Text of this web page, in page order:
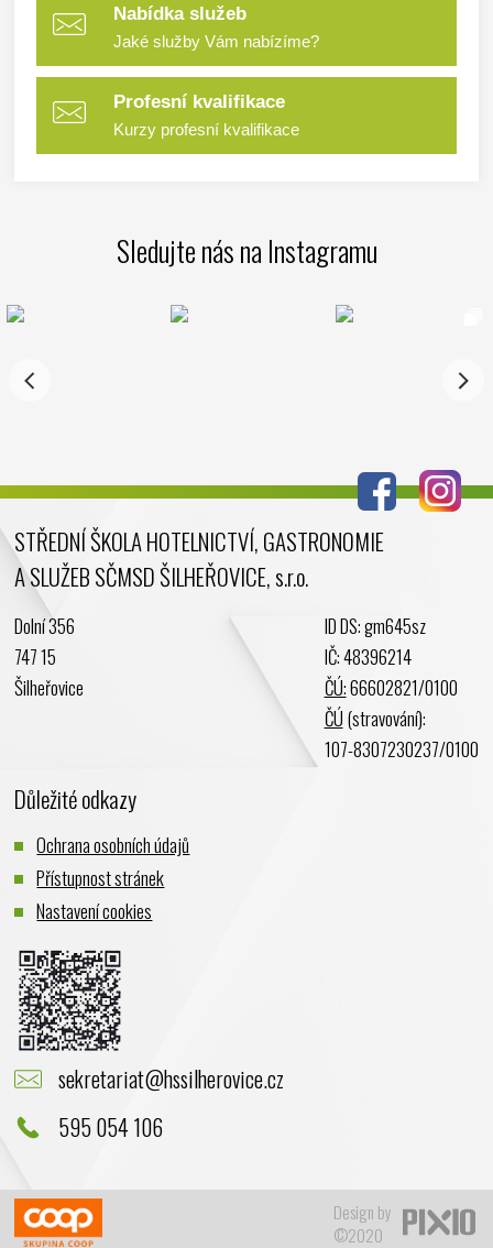
Nabídka služeb
Jaké služby Vám nabízíme?
Profesní kvalifikace
Kurzy profesní kvalifikace
Sledujte nás na Instagramu
STŘEDNÍ ŠKOLA HOTELNICTVÍ, GASTRONOMIE
A SLUŽEB SČMSD ŠILHEŘOVICE, s.r.o.
Dolní 356
747 15
Šilheřovice
ID DS: gm645sz
IČ: 48396214
ČÚ:66602821/0100
ČÚ (stravování):
107-8307230237/0100
Důležité odkazy
Ochrana osobních údajů
Přístupnost stránek
Nastavení cookies
sekretariat@hssilherovice.cz
595 054 106
Design by
©2020